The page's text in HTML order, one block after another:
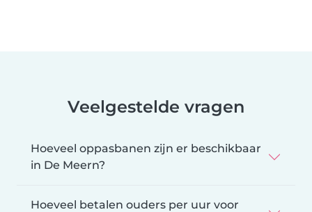
Veelgestelde vragen
Hoeveel oppasbanen zijn er beschikbaar
in De Meern?
Hoeveel betalen ouders per uur voor